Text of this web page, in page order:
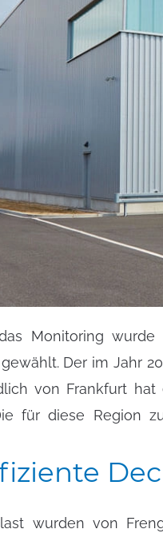
Monitoring wurde
gewählt. Der im Jahr
von Frankfurt hat
für diese Region
1–Nationaler Anhang. Die nach
wurden von